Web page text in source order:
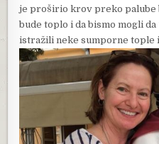
je proširio krov preko palube
bude toplo i da bismo mogli
istražili neke sumporne tople